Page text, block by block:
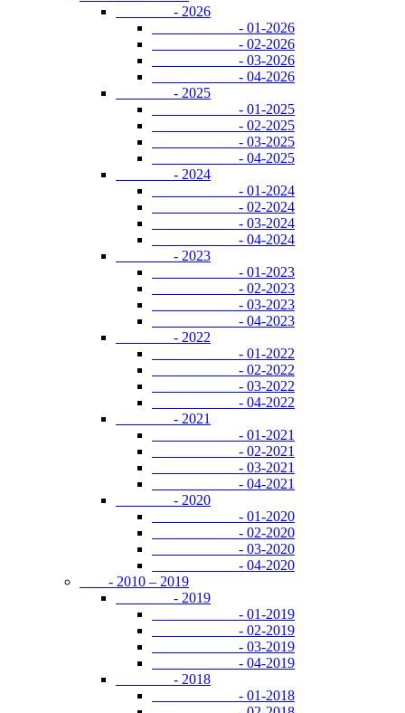
- 2026
- 01-2026
- 02-2026
- 03-2026
- 04-2026
- 2025
- 01-2025
- 02-2025
- 03-2025
- 04-2025
- 2024
- 01-2024
- 02-2024
- 03-2024
- 04-2024
- 2023
- 01-2023
- 02-2023
- 03-2023
- 04-2023
- 2022
- 01-2022
- 02-2022
- 03-2022
- 04-2022
- 2021
- 01-2021
- 02-2021
- 03-2021
- 04-2021
- 2020
- 01-2020
- 02-2020
- 03-2020
- 04-2020
- 2010 – 2019
- 2019
- 01-2019
- 02-2019
- 03-2019
- 04-2019
- 2018
- 01-2018